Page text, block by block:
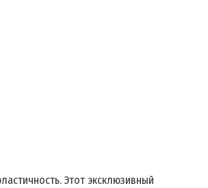
Этот эксклюзивный